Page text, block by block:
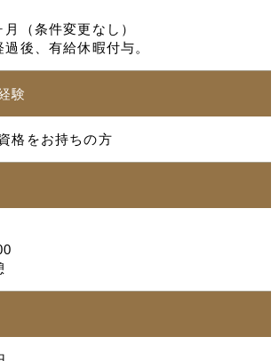
月（条件変更なし）
過後、有給休暇付与。
験
格をお持ちの方